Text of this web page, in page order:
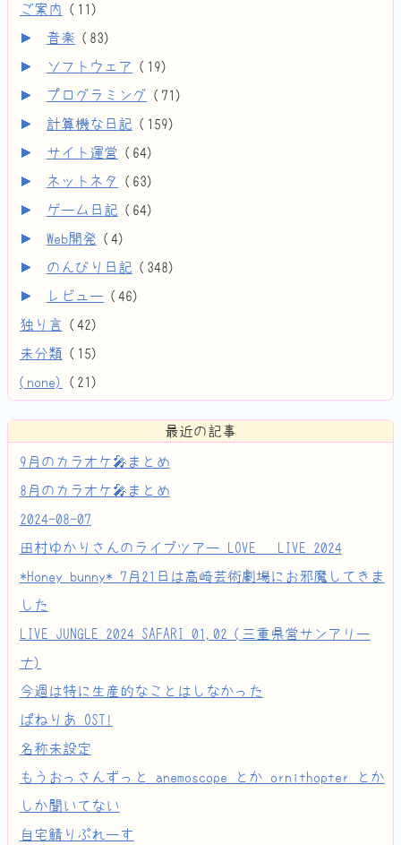
ご案内 ( 11)
音楽 ( 83)
ソフトウェア
( 19)
プログラミング ( 71)
計算機な日記
( 159)
サイト運営 ( 64)
ネットネタ
( 63)
ゲーム日記
( 64)
Web開発 (4)
のんびり日記
( 348)
レビュー (46)
独り言
(42)
未分類 ( 15)
(none)
( 21)
最近の記事
9月のカラオケ🎤まとめ
8月のカラオケ🎤まとめ
2024-08-07
田村ゆかりさんのライブツアー LOVE ♡ LIVE 2024
*Honey bunny* 7月21日は高崎芸術劇場にお邪魔してきま
した
LIVE JUNGLE 2024 SAFARI 01,02 (三重県営サンアリー
ナ)
今週は特に生産的なことはしなかった
ぱねりあ OST!
名称未設定
もうおっさんずっと anemoscope とか ornithopter とか
しか聞いてない
自宅鯖りぷれーす